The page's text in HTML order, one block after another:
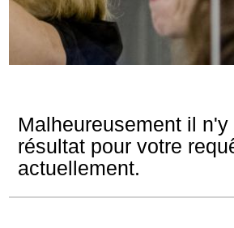
Malheureusement il n'y
résultat pour votre
actuellement.